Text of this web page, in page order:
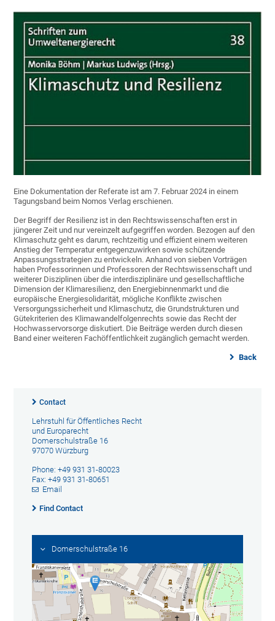
Eine Dokumentation der Referate ist am 7. Februar 2024 in einem
Tagungsband beim Nomos Verlag erschienen.
Der Begriff der Resilienz ist in den Rechtswissenschaften erst in
jüngerer Zeit und nur vereinzelt aufgegriffen worden. Bezogen auf den
Klimaschutz geht es darum, rechtzeitig und effizient einem weiteren
Anstieg der Temperatur entgegenzuwirken sowie schützende
Anpassungsstrategien zu entwickeln. Anhand von sieben Vorträgen
haben Professorinnen und Professoren der Rechtswissenschaft und
weiterer Disziplinen über die interdisziplinäre und gesellschaftliche
Dimension der Klimaresilienz, den Energiebinnenmarkt und die
europäische Energiesolidarität, mögliche Konflikte zwischen
Versorgungssicherheit und Klimaschutz, die Grundstrukturen und
Gütekriterien des Klimawandelfolgenrechts sowie das Recht der
Hochwasservorsorge diskutiert. Die Beiträge werden durch diesen
Band einer weiteren Fachöffentlichkeit zugänglich gemacht werden.
Back
Contact
Lehrstuhl für Öffentliches Recht
und Europarecht
Domerschulstraße 16
97070 Würzburg
Phone: +49 931 31-80023
Fax: +49 931 31-80651
Email
Find Contact
Domerschulstraße 16